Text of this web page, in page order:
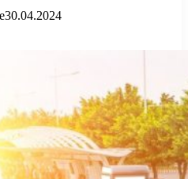
30.04.2024